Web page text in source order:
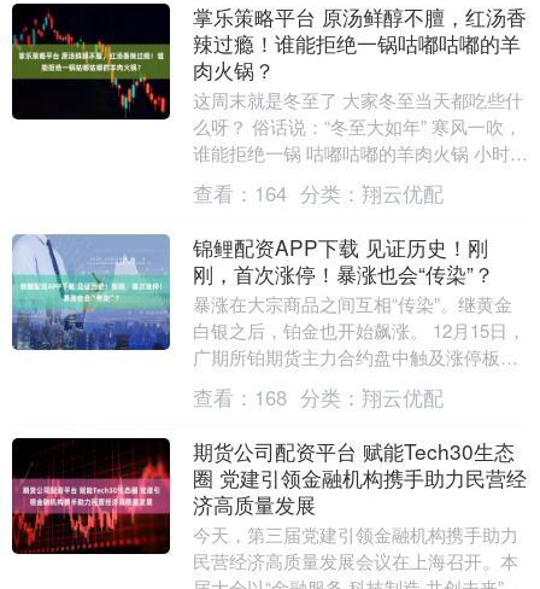
掌乐策略平台 原汤鲜醇不膻，红汤香
辣过瘾！谁能拒绝一锅咕嘟咕嘟的羊
肉火锅？
这周末就是冬至了 大家冬至当天都吃些什
么呀？ 俗话说：“冬至大如年” 寒风一吹，
谁能拒绝一锅 咕嘟咕嘟的羊肉火锅 小时候
妈妈经常说 “冬至吃羊肉，一年都不会
冷。....
查看： 164 分类： 翔云优配
锦鲤配资APP下载 见证历史！刚
刚，首次涨停！暴涨也会“传染”？
暴涨在大宗商品之间互相“传染”。继黄金
白银之后，铂金也开始飙涨。 12月15日，
广期所铂期货主力合约盘中触及涨停板，
日内涨幅达7%，这是该品种上市以来首次
涨停；....
查看： 168 分类： 翔云优配
期货公司配资平台 赋能Tech30生态
圈 党建引领金融机构携手助力民营经
济高质量发展
今天，第三届党建引领金融机构携手助力
民营经济高质量发展会议在上海召开。本